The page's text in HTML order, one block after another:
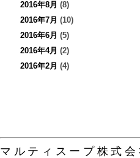
2016年8月 (8)
2016年7月 (10)
2016年6月 (5)
2016年4月 (2)
2016年2月 (4)
マルティスープ株式会